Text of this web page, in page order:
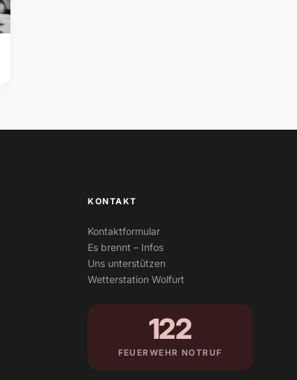
KONTAKT
Kontaktformular
Es brennt – Infos
Uns unterstützen
Wetterstation Wolfurt
122
FEUERWEHR NOTRUF